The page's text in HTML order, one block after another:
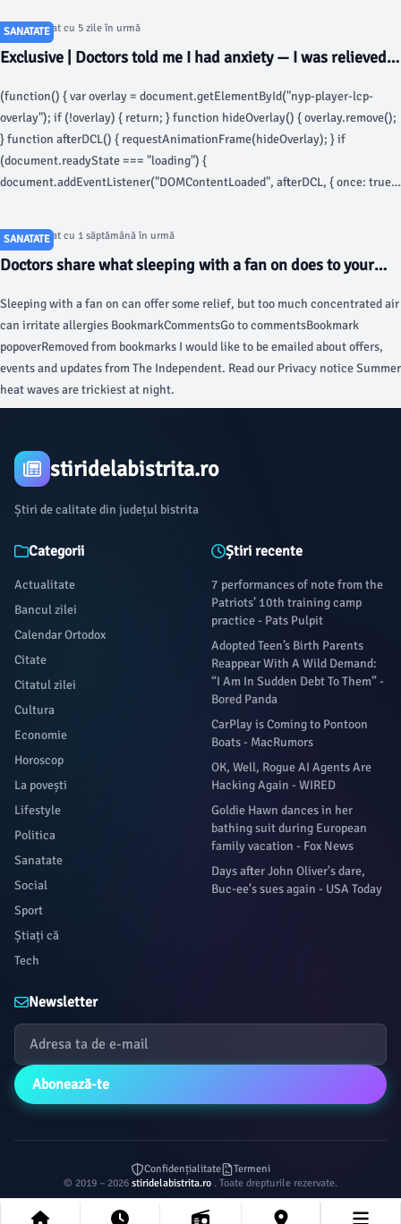
SANATATE
Articol postat cu 5 zile în urmă
Exclusive | Doctors told me I had anxiety — I was relieved
(function() { var overlay = document.getElementById("nyp-player-lcp-
overlay"); if (!overlay) { return; } function hideOverlay() { overlay.remove();
} function afterDCL() { requestAnimationFrame(hideOverlay); } if
(document.readyState === "loading") {
document.addEventListener("DOMContentLoaded", afterDCL, { once: true
she started fainting.
SANATATE
Articol postat cu 1 săptămână în urmă
Doctors share what sleeping with a fan on does to your
Sleeping with a fan on can offer some relief, but too much concentrated air
can irritate allergies BookmarkCommentsGo to commentsBookmark
popoverRemoved from bookmarks I would like to be emailed about offers,
events and updates from The Independent. Read our Privacy notice Summer
heat waves are trickiest at night.
stiridelabistrita.ro
Știri de calitate din județul bistrita
Categorii
Actualitate
Bancul zilei
Calendar Ortodox
Citate
Citatul zilei
Cultura
Economie
Horoscop
La povești
Lifestyle
Politica
Sanatate
Social
Sport
Știați că
Tech
Știri recente
7 performances of note from the
Patriots’ 10th training camp
practice - Pats Pulpit
Adopted Teen’s Birth Parents
Reappear With A Wild Demand:
“I Am In Sudden Debt To Them” -
Bored Panda
CarPlay is Coming to Pontoon
Boats - MacRumors
OK, Well, Rogue AI Agents Are
Hacking Again - WIRED
Goldie Hawn dances in her
bathing suit during European
family vacation - Fox News
Days after John Oliver's dare,
Buc-ee's sues again - USA Today
Newsletter
Abonează-te
Confidențialitate
Termeni
© 2019 – 2026 stiridelabistrita.ro . Toate drepturile rezervate.